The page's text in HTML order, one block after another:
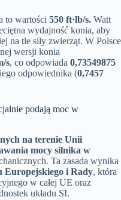
to wartości 550 ft·lb/s. Watt
wydajność konia, aby
na tle siły zwierząt. W Polsce
wersji konia
s, co odpowiada 0,73549875
odpowiednika (0,7457
podają moc w
na terenie Unii
mocy silnika w
Ta zasada wynika
Europejskiego i Rady, która
w całej UE oraz
układu SI.